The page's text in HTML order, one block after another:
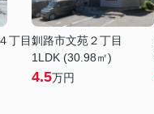
丁目釧路市文苑２丁目
1LDK (30.98㎡)
4.5万円